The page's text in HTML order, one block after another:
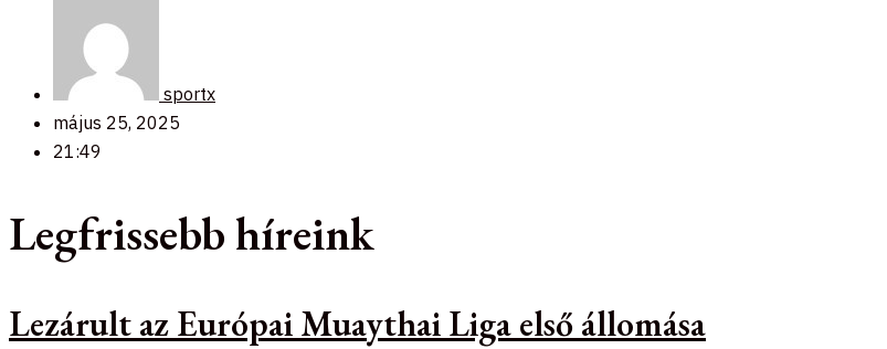
sportx
május 25, 2025
21:49
Legfrissebb híreink
Lezárult az Európai Muaythai Liga első állomása